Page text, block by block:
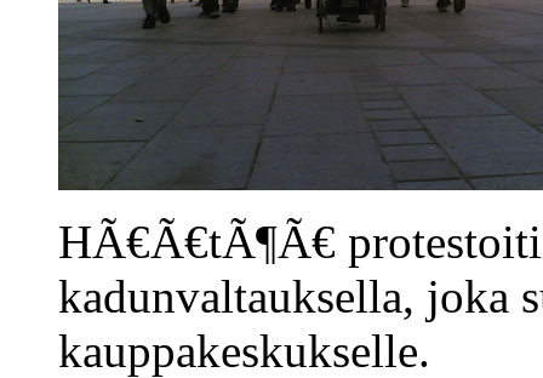
HÃ€Ã€tÃ¶Ã€
kadunvaltauksella, joka
kauppakeskukselle.